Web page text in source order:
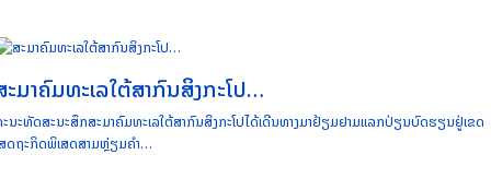
ມາຄົມທະເລໃຕ້ສາກົນສິງກະໂປ…
ນະທັດສະນະສຶກສະມາຄົມທະເລໃຕ້ສາກົນສິງກະໂປໄດ້ເດີນທາງມາຢ້ຽມຢາມແລກປ່ຽນບົດຮຽນຢູ່ເຂດ
ດຖະກິດພິເສດສາມຫຼ່ຽມຄຳ…